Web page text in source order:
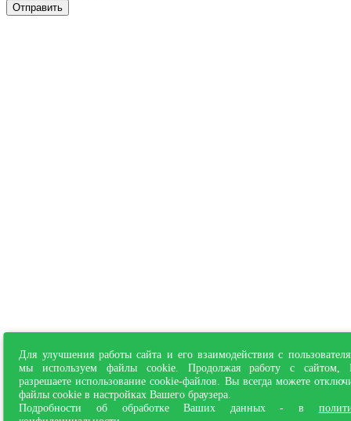
Для улучшения работы сайта и его взаимодействия с
мы используем файлы cookie. Продолжая работу с сайтом,
разрешаете использование cookie-файлов. Вы всегда можете
файлы cookie в настройках Вашего браузера.
Подробности об обработке Ваших данных - в
Отправить